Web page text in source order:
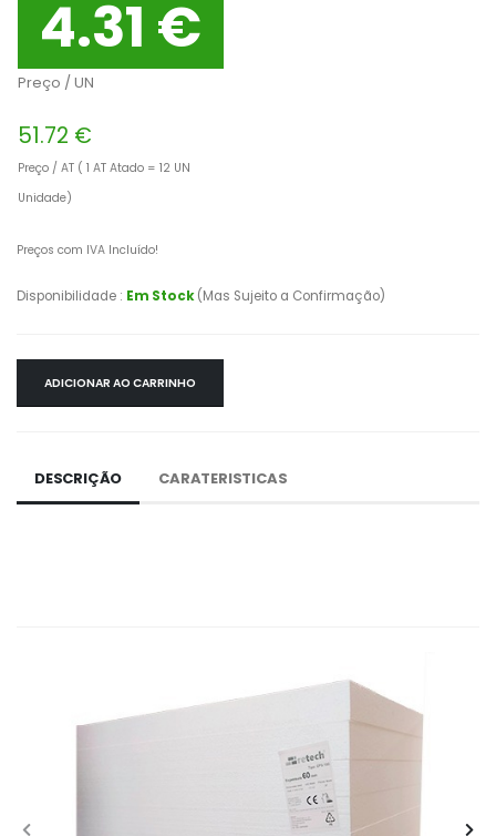
4.31 €
Preço / UN
51.72 €
Preço / AT ( 1 AT Atado = 12 UN
Unidade)
Preços com IVA Incluído!
Disponibilidade : Em Stock(Mas Sujeito a Confirmação)
ADICIONAR AO CARRINHO
DESCRIÇÃO CARATERISTICAS